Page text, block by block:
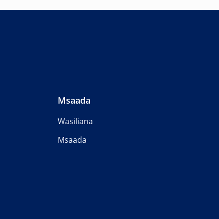
Msaada
Wasiliana
Msaada